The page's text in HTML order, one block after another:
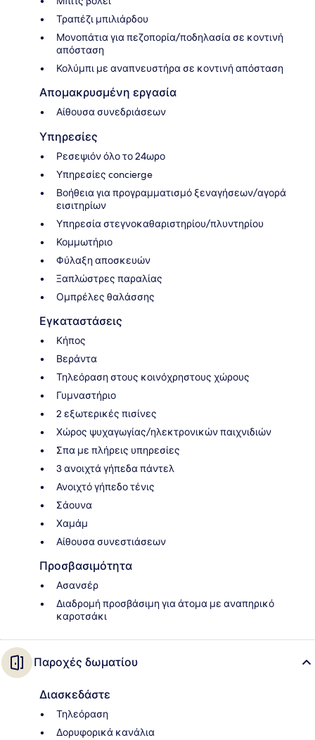
Τραπέζι μπιλιάρδου
Μονοπάτια για πεζοπορία/ποδηλασία σε κοντινή
απόσταση
Κολύμπι με αναπνευστήρα σε κοντινή απόσταση
Απομακρυσμένη εργασία
Αίθουσα συνεδριάσεων
Υπηρεσίες
Ρεσεψιόν όλο το 24ωρο
Υπηρεσίες concierge
Βοήθεια για προγραμματισμό ξεναγήσεων/αγορά
εισιτηρίων
Υπηρεσία στεγνοκαθαριστηρίου/πλυντηρίου
Κομμωτήριο
Φύλαξη αποσκευών
Ξαπλώστρες παραλίας
Ομπρέλες θαλάσσης
Εγκαταστάσεις
Κήπος
Βεράντα
Τηλεόραση στους κοινόχρηστους χώρους
Γυμναστήριο
2 εξωτερικές πισίνες
Χώρος ψυχαγωγίας/ηλεκτρονικών παιχνιδιών
Σπα με πλήρεις υπηρεσίες
3 ανοιχτά γήπεδα πάντελ
Ανοιχτό γήπεδο τένις
Σάουνα
Χαμάμ
Αίθουσα συνεστιάσεων
Προσβασιμότητα
Ασανσέρ
Διαδρομή προσβάσιμη για άτομα με αναπηρικό
καροτσάκι
Παροχές δωματίου
Διασκεδάστε
Τηλεόραση
Δορυφορικά κανάλια